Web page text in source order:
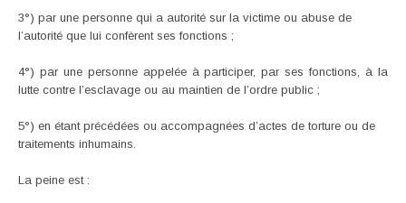
3°) par une personne qui a autorité sur la victime ou abuse de
l’autorité que lui confèrent ses fonctions ;
4°) par une personne appelée à participer, par ses fonctions, à la
lutte contre l’esclavage ou au maintien de l’ordre public ;
5°) en étant précédées ou accompagnées d’actes de torture ou de
traitements inhumains.
La peine est :